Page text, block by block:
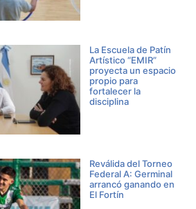
La Escuela de Patín
Artístico “EMIR”
proyecta un espacio
propio para
fortalecer la
disciplina
Reválida del Torneo
Federal A: Germinal
arrancó ganando en
El Fortín